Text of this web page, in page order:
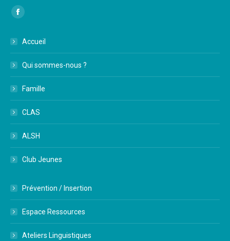
Trouvez nous sur :
Facebook
opens
new
window
Accueil
Qui sommes-nous ?
Famille
CLAS
ALSH
Club Jeunes
Prévention / Insertion
Espace Ressources
Ateliers Linguistiques